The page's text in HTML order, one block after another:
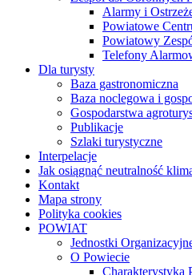
Alarmy i
Powiatowe
Powiatowy
Telefony
Dla turysty
Baza gastronomiczna
Baza noclegowa i
Gospodarstwa
Publikacje
Szlaki turystyczne
Interpelacje
Jak osiągnąć neutralność
Kontakt
Mapa strony
Polityka cookies
POWIAT
Jednostki
O Powiecie
Charakterystyka